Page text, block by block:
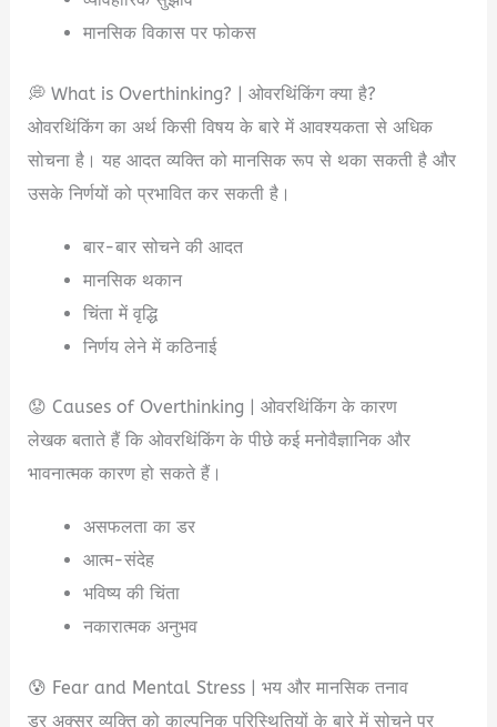
मानसिक विकास पर फोकस
💭 What is Overthinking? | ओवरथिंकिंग क्या है?
ओवरथिंकिंग का अर्थ किसी विषय के बारे में आवश्यकता से अधिक
सोचना है। यह आदत व्यक्ति को मानसिक रूप से थका सकती है और
उसके निर्णयों को प्रभावित कर सकती है।
बार-बार सोचने की आदत
मानसिक थकान
चिंता में वृद्धि
निर्णय लेने में कठिनाई
😟 Causes of Overthinking | ओवरथिंकिंग के कारण
लेखक बताते हैं कि ओवरथिंकिंग के पीछे कई मनोवैज्ञानिक और
भावनात्मक कारण हो सकते हैं।
असफलता का डर
आत्म-संदेह
भविष्य की चिंता
नकारात्मक अनुभव
😰 Fear and Mental Stress | भय और मानसिक तनाव
डर अक्सर व्यक्ति को काल्पनिक परिस्थितियों के बारे में सोचने पर